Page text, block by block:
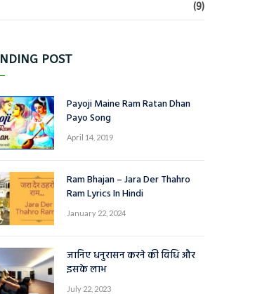
(9)
POST
Payoji Maine Ram Ratan Dhan
Payo Song
April 14, 2019
Ram Bhajan – Jara Der Thahro
Ram Lyrics In Hindi
January 22, 2024
जानिए धनुरासन करने की विधि और
इसके लाभ
July 22, 2023